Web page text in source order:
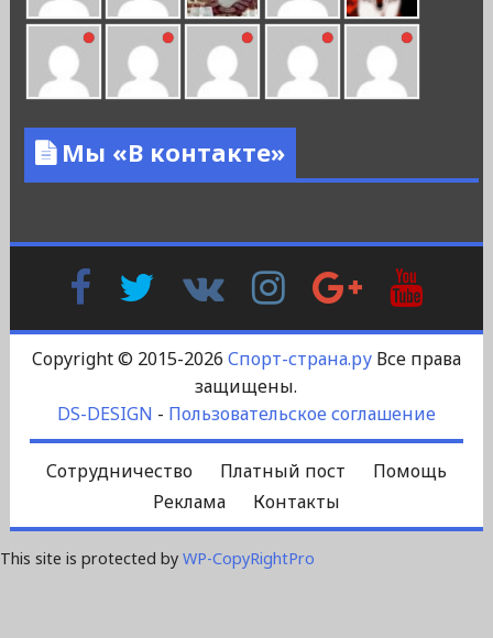
Мы «В контакте»
FacebookTwitter
Контакте
InstagramGoogle
Plus
Copyright © 2015-2026 Спорт-страна.руВсе права
защищены.
DS-DESIGN - Пользовательское соглашение
Сотрудничество Платный пост
Помощь
Реклама
Контакты
This site is protected by WP-CopyRightPro